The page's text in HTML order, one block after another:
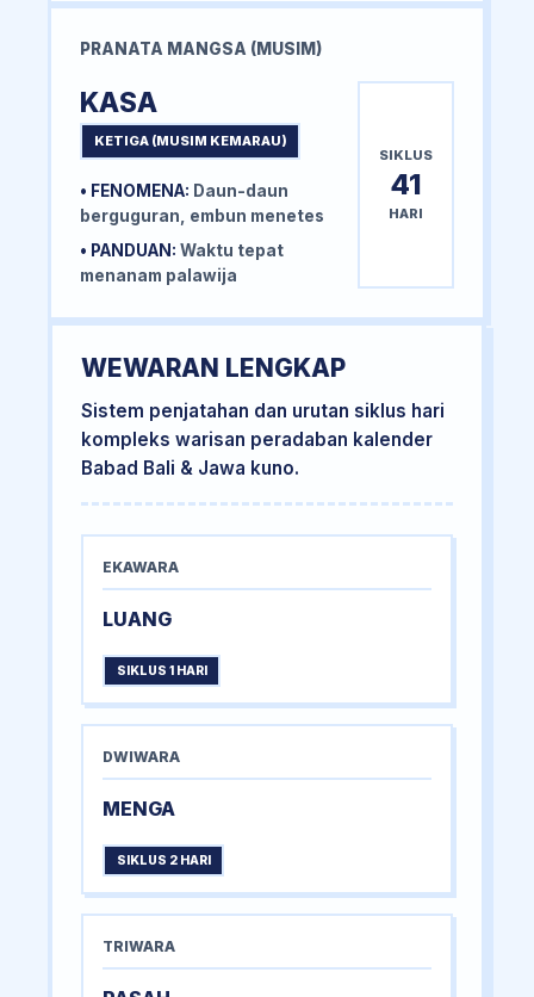
PRANATA MANGSA (MUSIM)
KASA
KETIGA (MUSIM KEMARAU)
• FENOMENA: Daun-daun
berguguran, embun menetes
• PANDUAN: Waktu tepat
menanam palawija
SIKLUS
41
HARI
WEWARAN LENGKAP
Sistem penjatahan dan urutan siklus hari
kompleks warisan peradaban kalender
Babad Bali & Jawa kuno.
EKAWARA
LUANG
SIKLUS 1 HARI
DWIWARA
MENGA
SIKLUS 2 HARI
TRIWARA